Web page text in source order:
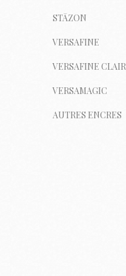
STĀZON
VERSAFINE
VERSAFINE CLAIR
VERSAMAGIC
AUTRES ENCRES